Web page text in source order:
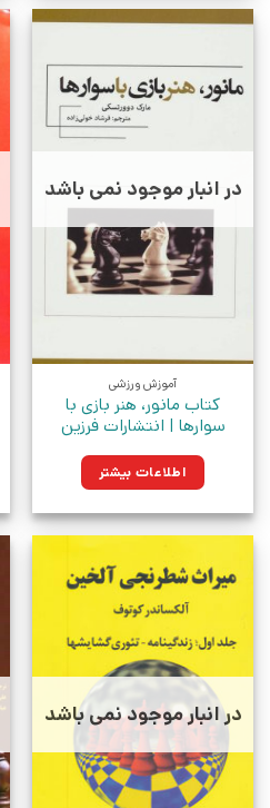
در انبار موجود نمی باشد
آموزش ورزشی
کتاب مانور، هنر بازی با
سوارها | انتشارات فرزین
اطلاعات بیشتر
در انبار موجود نمی باشد